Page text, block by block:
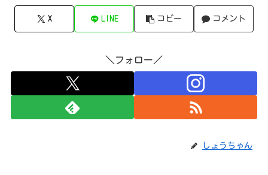
X LINE コピー コメント
＼フォロー／
しょうちゃん